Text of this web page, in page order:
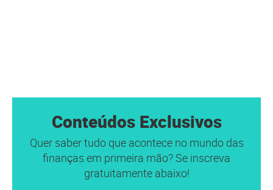
Conteúdos Exclusivos
Quer saber tudo que acontece no mundo das
finanças em primeira mão? Se inscreva
gratuitamente abaixo!